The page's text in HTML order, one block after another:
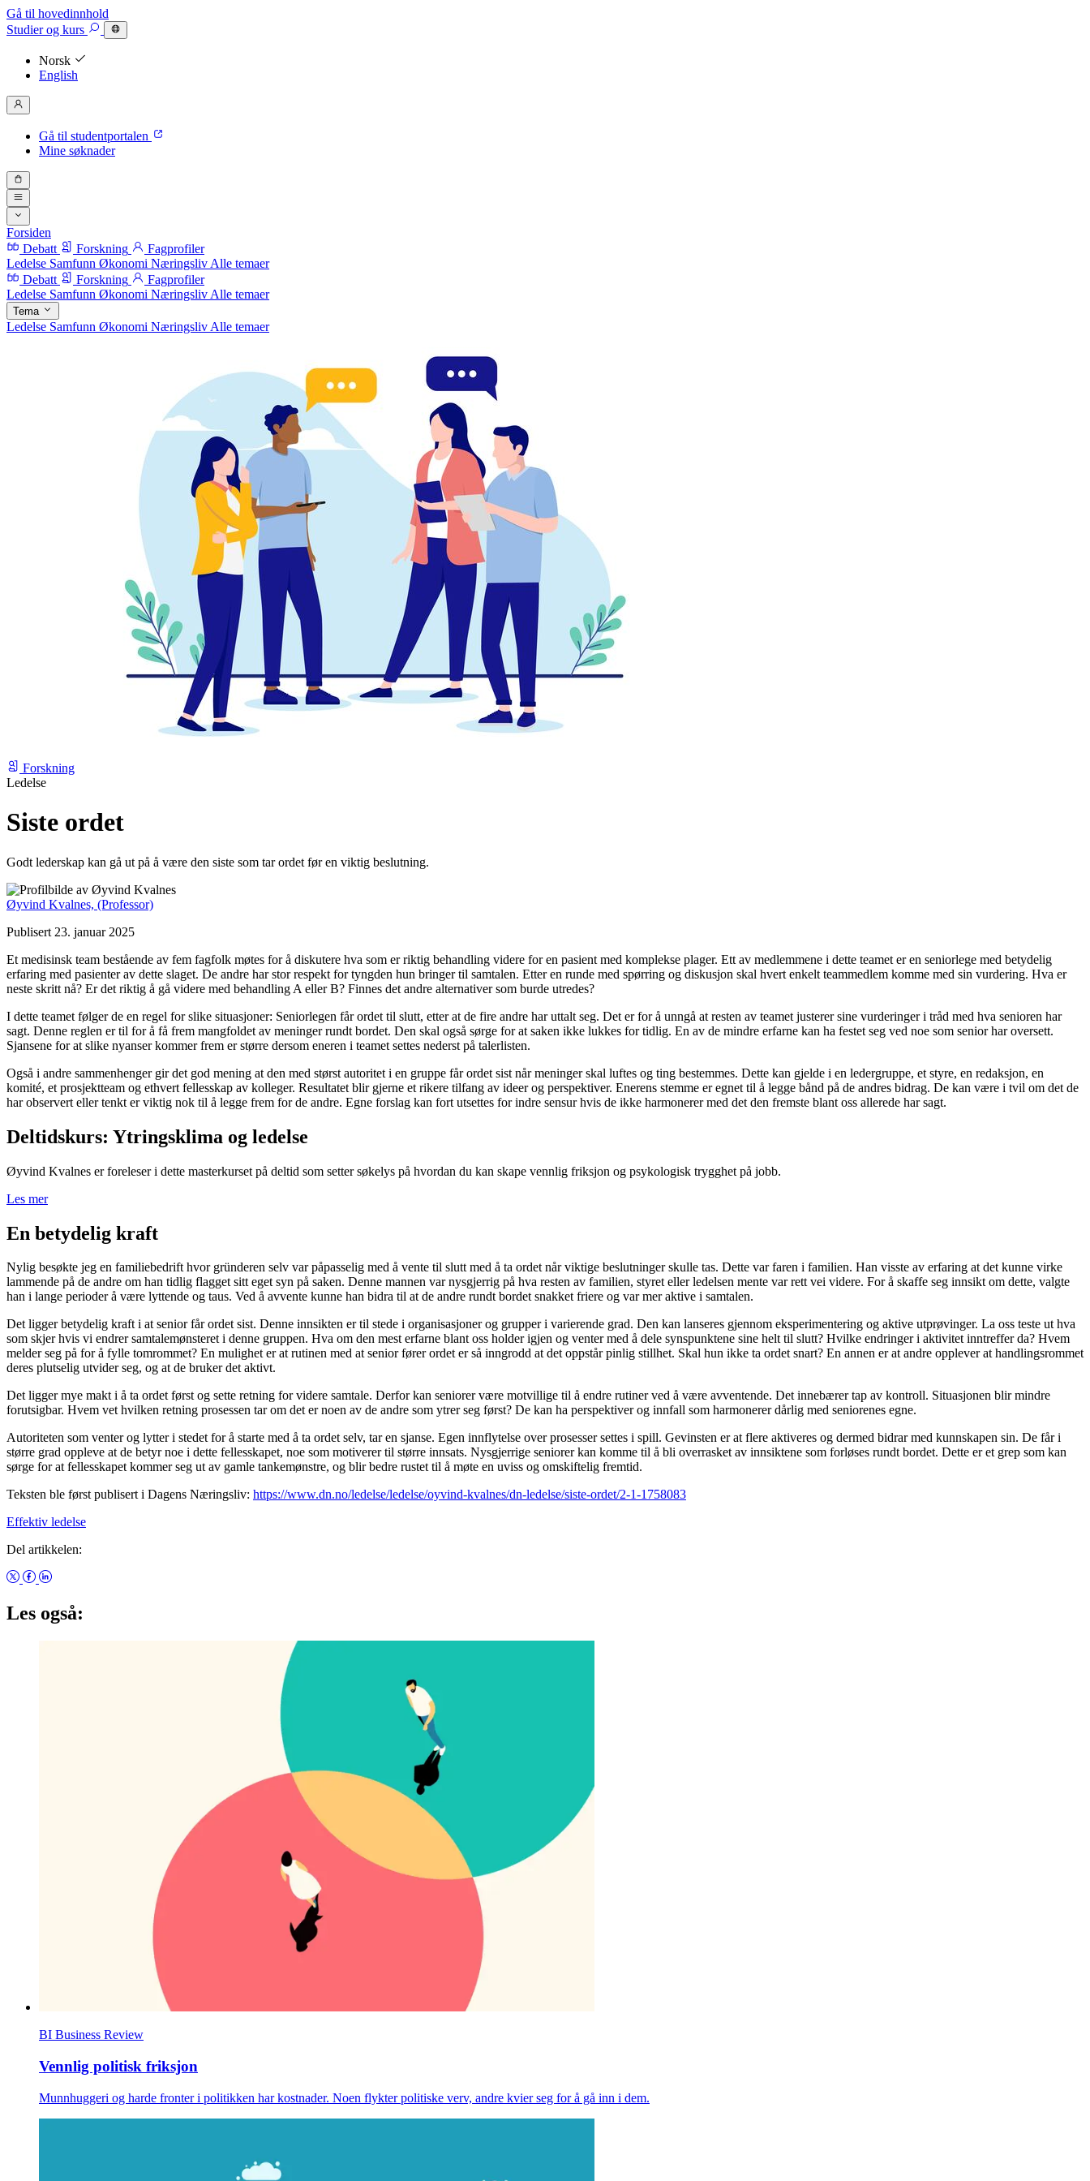
Gå til hovedinnhold
Studierog kurs
Norsk
English
Gå til studentportalen
Mine søknader
Forsiden
Debatt
Forskning
Fagprofiler
Ledelse Samfunn Økonomi Næringsliv Alle temaer
Debatt
Forskning
Fagprofiler
Ledelse Samfunn Økonomi Næringsliv Alle temaer
Tema
Ledelse Samfunn Økonomi Næringsliv Alle temaer
Forskning
Ledelse
Siste ordet
Godt lederskap kan gå ut på å være den siste som tar ordet før en viktig beslutning.
Øyvind Kvalnes, (Professor)
Publisert 23. januar 2025
Et medisinsk team bestående av fem fagfolk møtes for å diskutere hva som er riktig behandling videre for en pasient med komplekse plager. Ett av medlemmene i dette teamet er en seniorlege med betydelig
erfaring med pasienter av dette slaget. De andre har stor respekt for tyngden hun bringer til samtalen. Etter en runde med spørring og diskusjon skal hvert enkelt teammedlem komme med sin vurdering. Hva er
neste skritt nå? Er det riktig å gå videre med behandling A eller B? Finnes det andre alternativer som burde utredes?
I dette teamet følger de en regel for slike situasjoner: Seniorlegen får ordet til slutt, etter at de fire andre har uttalt seg. Det er for å unngå at resten av teamet justerer sine vurderinger i tråd med hva senioren har
sagt. Denne reglen er til for å få frem mangfoldet av meninger rundt bordet. Den skal også sørge for at saken ikke lukkes for tidlig. En av de mindre erfarne kan ha festet seg ved noe som senior har oversett.
Sjansene for at slike nyanser kommer frem er større dersom eneren i teamet settes nederst på talerlisten.
Også i andre sammenhenger gir det god mening at den med størst autoritet i en gruppe får ordet sist når meninger skal luftes og ting bestemmes. Dette kan gjelde i en ledergruppe, et styre, en redaksjon, en
komité, et prosjektteam og ethvert fellesskap av kolleger. Resultatet blir gjerne et rikere tilfang av ideer og perspektiver. Enerens stemme er egnet til å legge bånd på de andres bidrag. De kan være i tvil om det de
har observert eller tenkt er viktig nok til å legge frem for de andre. Egne forslag kan fort utsettes for indre sensur hvis de ikke harmonerer med det den fremste blant oss allerede har sagt.
Deltidskurs: Ytringsklima og ledelse
Øyvind Kvalnes er foreleser i dette masterkurset på deltid som setter søkelys på hvordan du kan skape vennlig friksjon og psykologisk trygghet på jobb.
Les mer
En betydelig kraft
Nylig besøkte jeg en familiebedrift hvor gründeren selv var påpasselig med å vente til slutt med å ta ordet når viktige beslutninger skulle tas. Dette var faren i familien. Han visste av erfaring at det kunne virke
lammende på de andre om han tidlig flagget sitt eget syn på saken. Denne mannen var nysgjerrig på hva resten av familien, styret eller ledelsen mente var rett vei videre. For å skaffe seg innsikt om dette, valgte
han i lange perioder å være lyttende og taus. Ved å avvente kunne han bidra til at de andre rundt bordet snakket friere og var mer aktive i samtalen.
Det ligger betydelig kraft i at senior får ordet sist. Denne innsikten er til stede i organisasjoner og grupper i varierende grad. Den kan lanseres gjennom eksperimentering og aktive utprøvinger. La oss teste ut hva
som skjer hvis vi endrer samtalemønsteret i denne gruppen. Hva om den mest erfarne blant oss holder igjen og venter med å dele synspunktene sine helt til slutt? Hvilke endringer i aktivitet inntreffer da? Hvem
melder seg på for å fylle tomrommet? En mulighet er at rutinen med at senior fører ordet er så inngrodd at det oppstår pinlig stillhet. Skal hun ikke ta ordet snart? En annen er at andre opplever at handlingsrommet
deres plutselig utvider seg, og at de bruker det aktivt.
Det ligger mye makt i å ta ordet først og sette retning for videre samtale. Derfor kan seniorer være motvillige til å endre rutiner ved å være avventende. Det innebærer tap av kontroll. Situasjonen blir mindre
forutsigbar. Hvem vet hvilken retning prosessen tar om det er noen av de andre som ytrer seg først? De kan ha perspektiver og innfall som harmonerer dårlig med seniorenes egne.
Autoriteten som venter og lytter i stedet for å starte med å ta ordet selv, tar en sjanse. Egen innflytelse over prosesser settes i spill. Gevinsten er at flere aktiveres og dermed bidrar med kunnskapen sin. De får i
større grad oppleve at de betyr noe i dette fellesskapet, noe som motiverer til større innsats. Nysgjerrige seniorer kan komme til å bli overrasket av innsiktene som forløses rundt bordet. Dette er et grep som kan
sørge for at fellesskapet kommer seg ut av gamle tankemønstre, og blir bedre rustet til å møte en uviss og omskiftelig fremtid.
Teksten ble først publisert i Dagens Næringsliv: https://www.dn.no/ledelse/ledelse/oyvind-kvalnes/dn-ledelse/siste-ordet/2-1-1758083
Effektiv ledelse
Del artikkelen:
Les også:
BI Business Review
Vennlig politisk friksjon
Munnhuggeri og harde fronter i politikken har kostnader. Noen flykter politiske verv, andre kvier seg for å gå inn i dem.